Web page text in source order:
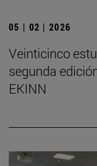
05 | 02 | 2026
Veinticinco
segunda
EKINN